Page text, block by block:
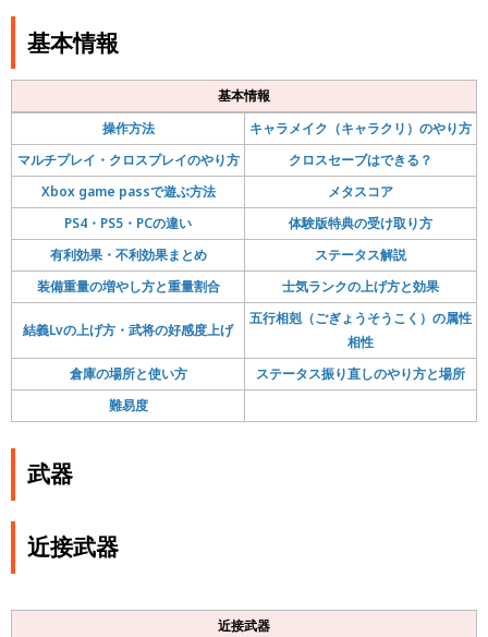
基本情報
基本情報
操作方法
キャラメイク（キャラクリ）のやり方
マルチプレイ・クロスプレイのやり方
クロスセーブはできる？
Xbox game passで遊ぶ方法
メタスコア
PS4・PS5・PCの違い
体験版特典の受け取り方
有利効果・不利効果まとめ
ステータス解説
装備重量の増やし方と重量割合
士気ランクの上げ方と効果
結義Lvの上げ方・武将の好感度上げ
五行相剋（ごぎょうそうこく）の属性
相性
倉庫の場所と使い方
ステータス振り直しのやり方と場所
難易度
武器
近接武器
近接武器